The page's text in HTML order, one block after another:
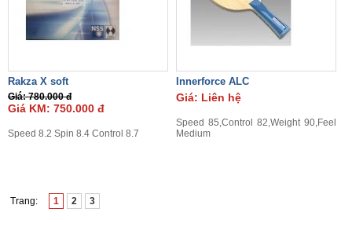
Rakza X soft
Giá: 780.000 đ
Giá KM: 750.000 đ
Speed 8.2 Spin 8.4 Control 8.7
Innerforce ALC
Giá: Liên hệ
Speed 85,Control 82,Weight 90,Feel
Medium
Trang: 1 2 3